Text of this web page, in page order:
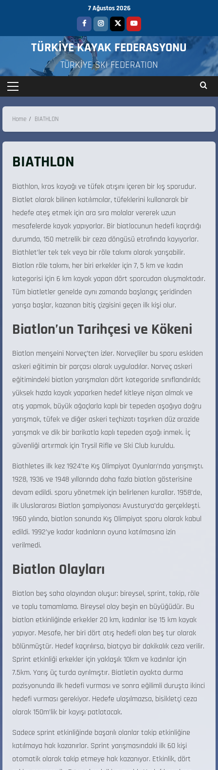
7 Ağustos 2026
TÜRKİYE KAYAK FEDERASYONU
TÜRKİYE SKI FEDERATION
Home BIATHLON
BIATHLON
Biathlon, kros kayağı ve tüfek atışını içeren bir kış sporudur.
Biatlet olarak bilinen katılımcılar, tüfeklerini kullanarak bir
hedefe ateş etmek için ara sıra molalar vererek uzun
mesafelerde kayak yapıyorlar. Bir biatlocunun hedefi kaçırdığı
durumda, 150 metrelik bir ceza döngüsü etrafında kayıyorlar.
Biathlet’ler tek tek veya bir röle takımı olarak yarışabilir.
Biatlon röle takımı, her biri erkekler için 7, 5 km ve kadın
kategorisi için 6 km kayak yapan dört sporcudan oluşmaktadır.
Tüm biatletler genelde aynı zamanda başlangıç ​​şeridinden
yarışa başlar, kazanan bitiş çizgisini geçen ilk kişi olur.
Biatlon’un Tarihçesi ve Kökeni
Biatlon menşeini Norveç’ten izler. Norveçliler bu sporu eskiden
askeri eğitimin bir parçası olarak uyguladılar. Norveç askeri
eğitimindeki biatlon yarışmaları dört kategoride sınıflandırıldı;
yüksek hızda kayak yaparken hedef kitleye nişan almak ve
atış yapmak, büyük ağaçlarla kaplı bir tepeden aşağıya doğru
yarışmak, tüfek ve diğer askeri teçhizatı taşırken düz arazide
yarışmak ve dik bir barikatla kaplı tepeden aşağı inmek. İç
güvenliği artırmak için Trysil Rifle ve Ski Club kuruldu.
Biathletes ilk kez 1924’te Kış Olimpiyat Oyunları’nda yarışmıştı.
1928, 1936 ve 1948 yıllarında daha fazla biatlon gösterisine
devam edildi. sporu yönetmek için belirlenen kurallar. 1958’de,
ilk Uluslararası Biatlon şampiyonası Avusturya’da gerçekleşti.
1960 yılında, biatlon sonunda Kış Olimpiyat sporu olarak kabul
edildi. 1992’ye kadar kadınların oyuna katılmasına izin
verilmedi.
Biatlon Olayları
Biatlon beş saha olayından oluşur: bireysel, sprint, takip, röle
ve toplu tamamlama. Bireysel olay beşin en büyüğüdür. Bu
biatlon etkinliğinde erkekler 20 km, kadınlar ise 15 km kayak
yapıyor. Mesafe, her biri dört atış hedefi olan beş tur olarak
bölünmüştür. Hedef kaçırılırsa, biatçıya bir dakikalık ceza verilir.
Sprint etkinliği erkekler için yaklaşık 10km ve kadınlar için
7.5km. Yarış üç turda ayrılmıştır. Biatletin ayakta durma
pozisyonunda ilk hedefi vurması ve sonra eğilimli duruşta ikinci
hedefi vurması gerekiyor. Hedefe ulaşılmazsa, bisikletçi ceza
olarak 150m’lik bir kayışı patlatacak.
Sadece sprint etkinliğinde başarılı olanlar takip etkinliğine
katılmaya hak kazanırlar. Sprint yarışmasındaki ilk 60 kişi
otomatik olarak takip etmeye hak kazanıyor. Etkinlik, dört